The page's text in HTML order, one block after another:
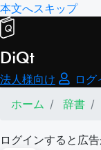
本文へスキップ
DiQt
法人様向け
ログ
ホーム
辞書
ログインすると広